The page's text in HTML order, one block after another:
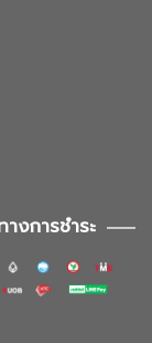
งการชำระ